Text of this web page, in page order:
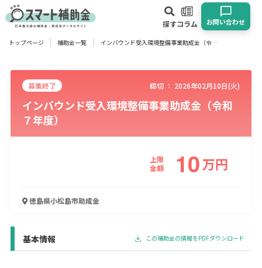
探すコラム お問い合わせ
対象
企業 団体 個人 その他
エリア
建設･不動産業
サービス業
トップページ 補助金一覧 インバウンド受入環境整備事業助成金（令和７年度）
募集終了 締切 ： 2026年02月10日(火)
インバウンド受入環境整備事業助成金（令和
７年度）
上限
金額
10万円
徳島県小松島市助成金
基本情報 この補助金の情報をPDFダウンロード